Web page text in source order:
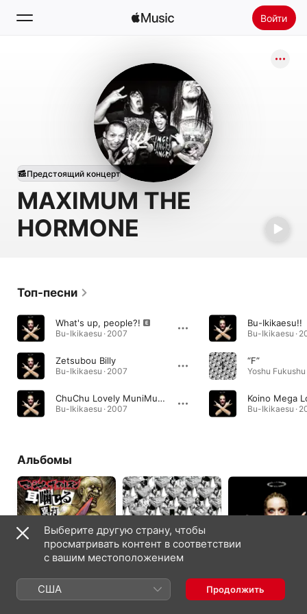
Войти
Установить Apple Music
MAXIMUM THE
HORMONE
Предстоящий концерт
Топ-песни
What's up, people?!
Bu-Ikikaesu · 2007
Zetsubou Billy
Bu-Ikikaesu · 2007
ChuChu Lovely MuniMuni MuraMura PrinPrin Boron Nururu ReroRero
Bu-Ikikaesu · 2007
Bu-Ikikaesu!!
Bu-Ikikaesu ·
“F”
Yoshu Fukushu
Koino Mega
Bu-Ikikaesu ·
Альбомы
Mimikajiru
Shin'uchi
Yoshu Fukushu
2007
Выберите другую страну, чтобы
просматривать контент в соответствии
с вашим местоположением
США Продолжить